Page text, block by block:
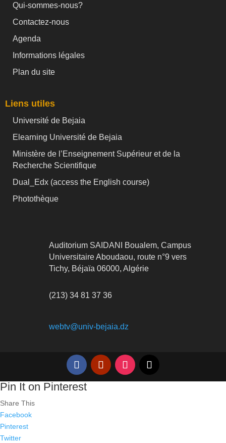
Qui-sommes-nous?
Contactez-nous
Agenda
Informations légales
Plan du site
Liens utiles
Université de Bejaia
Elearning Université de Bejaia
Ministère de l’Enseignement Supérieur et de la
Recherche Scientifique
Dual_Edx (access the English course)
Photothèque
Auditorium SAIDANI Boualem, Campus
Universitaire Aboudaou, route n°9 vers
Tichy, Béjaïa 06000, Algérie
(213) 34 81 37 36
webtv@univ-bejaia.dz
Pin It on Pinterest
Share This
Facebook
Pinterest
Twitter